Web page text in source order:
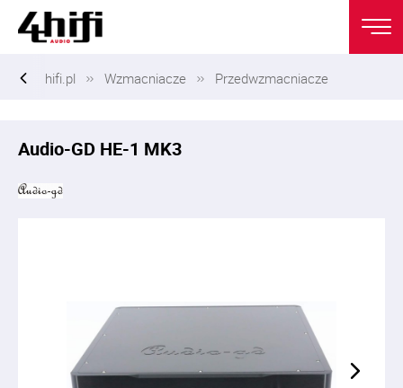
hifi.pl Wzmacniacze Przedwzmacniacze
Audio-GD HE-1 MK3